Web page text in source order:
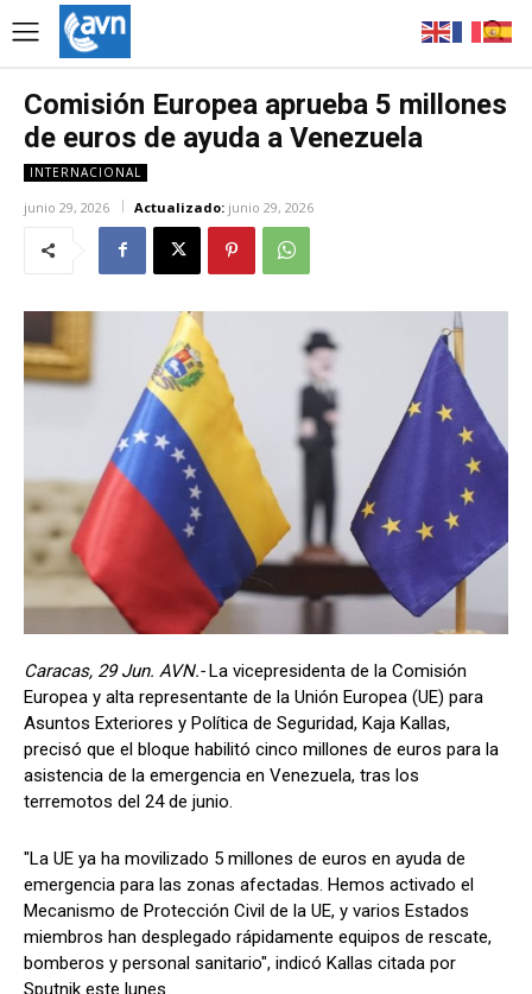
Comisión Europea aprueba 5 millones
de euros de ayuda a Venezuela
INTERNACIONAL
junio 29, 2026 Actualizado: junio 29, 2026
Caracas, 29 Jun. AVN.-La vicepresidenta de la Comisión
Europea y alta representante de la Unión Europea (UE) para
Asuntos Exteriores y Política de Seguridad, Kaja Kallas,
precisó que el bloque habilitó cinco millones de euros para la
asistencia de la emergencia en Venezuela, tras los
terremotos del 24 de junio.
"La UE ya ha movilizado 5 millones de euros en ayuda de
emergencia para las zonas afectadas. Hemos activado el
Mecanismo de Protección Civil de la UE, y varios Estados
miembros han desplegado rápidamente equipos de rescate,
bomberos y personal sanitario", indicó Kallas citada por
Sputnik este lunes.